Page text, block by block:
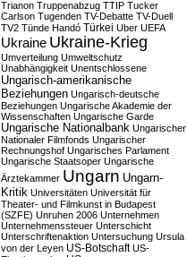
Trianon Truppenabzug TTIP Tucker
Carlson Tugenden TV-Debatte TV-Duell
TV2 Tünde Handó Türkei Uber UEFA
Ukraine Ukraine-Krieg
Umverteilung Umweltschutz
Unabhängigkeit Unentschlossene
Ungarisch-amerikanische
Beziehungen Ungarisch-deutsche
Beziehungen Ungarische Akademie der
Wissenschaften Ungarische Garde
Ungarische Nationalbank Ungarischer
Nationaler Filmfonds Ungarischer
Rechnungshof Ungarisches Parlament
Ungarische Staatsoper Ungarische
Ärztekammer Ungarn Ungarn-
Kritik Universitäten Universität für
Theater- und Filmkunst in Budapest
(SZFE) Unruhen 2006 Unternehmen
Unternehmenssteuer Unterschicht
Unterschriftenaktion Untersuchung Ursula
von der Leyen US-Botschaft US-